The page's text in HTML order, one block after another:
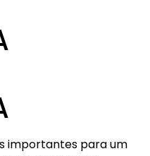
importantes para um